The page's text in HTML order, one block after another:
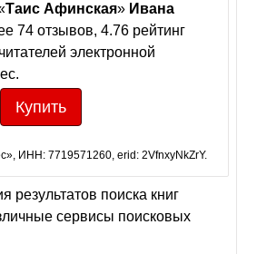
Таис Афинская» Ивана
74 отзывов, 4.76 рейтинг
электронной
Купить
ИНН: 7719571260, erid: 2VfnxyNkZrY.
поиска книг
сервисы поисковых